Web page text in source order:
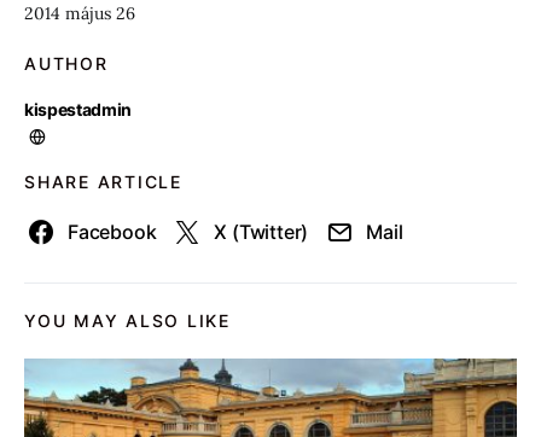
2014 május 26
AUTHOR
kispestadmin
SHARE ARTICLE
Facebook X (Twitter) Mail
YOU MAY ALSO LIKE